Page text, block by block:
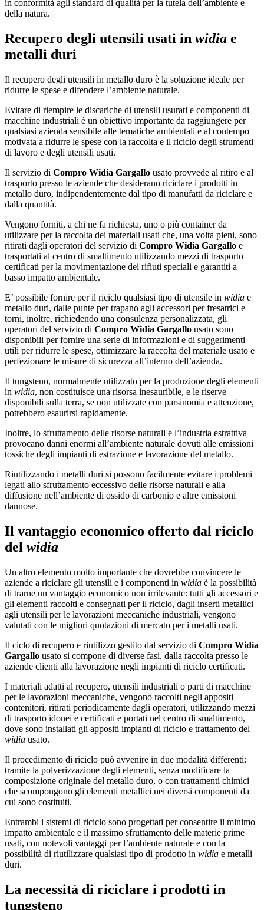
in conformità agli standard di qualità per la tutela dell’ambiente e
della natura.
Recupero degli utensili usati in widia e
metalli duri
Il recupero degli utensili in metallo duro è la soluzione ideale per
ridurre le spese e difendere l’ambiente naturale.
Evitare di riempire le discariche di utensili usurati e componenti di
macchine industriali è un obiettivo importante da raggiungere per
qualsiasi azienda sensibile alle tematiche ambientali e al contempo
motivata a ridurre le spese con la raccolta e il riciclo degli strumenti
di lavoro e degli utensili usati.
Il servizio di Compro Widia Gargallo usato provvede al ritiro e al
trasporto presso le aziende che desiderano riciclare i prodotti in
metallo duro, indipendentemente dal tipo di manufatti da riciclare e
dalla quantità.
Vengono forniti, a chi ne fa richiesta, uno o più container da
utilizzare per la raccolta dei materiali usati che, una volta pieni, sono
ritirati dagli operatori del servizio di Compro Widia Gargallo e
trasportati al centro di smaltimento utilizzando mezzi di trasporto
certificati per la movimentazione dei rifiuti speciali e garantiti a
basso impatto ambientale.
E’ possibile fornire per il riciclo qualsiasi tipo di utensile in widia e
metallo duri, dalle punte per trapano agli accessori per fresatrici e
torni, inoltre, richiedendo una consulenza personalizzata, gli
operatori del servizio di Compro Widia Gargallo usato sono
disponibili per fornire una serie di informazioni e di suggerimenti
utili per ridurre le spese, ottimizzare la raccolta del materiale usato e
perfezionare le misure di sicurezza all’interno dell’azienda.
Il tungsteno, normalmente utilizzato per la produzione degli elementi
in widia, non costituisce una risorsa inesauribile, e le riserve
disponibili sulla terra, se non utilizzate con parsinomia e attenzione,
potrebbero esaurirsi rapidamente.
Inoltre, lo sfruttamento delle risorse naturali e l’industria estrattiva
provocano danni enormi all’ambiente naturale dovuti alle emissioni
tossiche degli impianti di estrazione e lavorazione del metallo.
Riutilizzando i metalli duri si possono facilmente evitare i problemi
legati allo sfruttamento eccessivo delle risorse naturali e alla
diffusione nell’ambiente di ossido di carbonio e altre emissioni
dannose.
Il vantaggio economico offerto dal riciclo
del widia
Un altro elemento molto importante che dovrebbe convincere le
aziende a riciclare gli utensili e i componenti in widia è la possibilità
di trarne un vantaggio economico non irrilevante: tutti gli accessori e
gli elementi raccolti e consegnati per il riciclo, dagli inserti metallici
agli utensili per le lavorazioni meccaniche industriali, vengono
valutati con le migliori quotazioni di mercato per i metalli usati.
Il ciclo di recupero e riutilizzo gestito dal servizio di Compro Widia
Gargallo usato si compone di diverse fasi, dalla raccolta presso le
aziende clienti alla lavorazione negli impianti di riciclo certificati.
I materiali adatti al recupero, utensili industriali o parti di macchine
per le lavorazioni meccaniche, vengono raccolti negli appositi
contenitori, ritirati periodicamente dagli operatori, utilizzando mezzi
di trasporto idonei e certificati e portati nel centro di smaltimento,
dove sono installati gli appositi impianti di riciclo e trattamento del
widia usato.
Il procedimento di riciclo può avvenire in due modalità differenti:
tramite la polverizzazione degli elementi, senza modificare la
composizione originale del metallo duro, o con trattamenti chimici
che scompongono gli elementi metallici nei diversi componenti da
cui sono costituiti.
Entrambi i sistemi di riciclo sono progettati per consentire il minimo
impatto ambientale e il massimo sfruttamento delle materie prime
usati, con notevoli vantaggi per l’ambiente naturale e con la
possibilità di riutilizzare qualsiasi tipo di prodotto in widia e metalli
duri.
La necessità di riciclare i prodotti in
tungsteno